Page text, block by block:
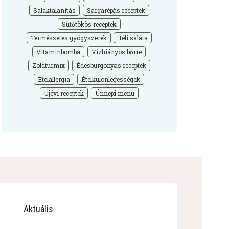
Salaktalanítás
Sárgarépás receptek
Sütőtökös receptek
Természetes gyógyszerek
Téli saláta
Vitaminbomba
Vízhiányos bőrre
Zöldturmix
Édesburgonyás receptek
Ételallergia
Ételkülönlegességek
Újévi receptek
Ünnepi menü
Aktuális